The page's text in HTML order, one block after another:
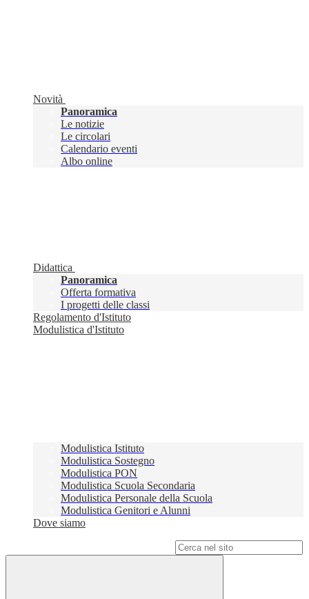
Novità
Panoramica
Le notizie
Le circolari
Calendario eventi
Albo online
Didattica
Panoramica
Offerta formativa
I progetti delle classi
Regolamento d'Istituto
Modulistica d'Istituto
Modulistica Istituto
Modulistica Sostegno
Modulistica PON
Modulistica Scuola Secondaria
Modulistica Personale della Scuola
Modulistica Genitori e Alunni
Dove siamo